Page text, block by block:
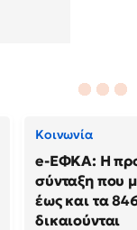
Κοινωνία
e-ΕΦΚΑ: Η
σύνταξη που
έως και τα
δικαιούνται